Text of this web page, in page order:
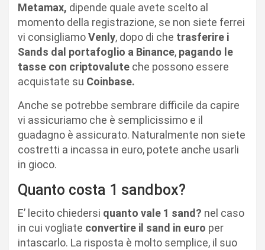
Metamax, dipende quale avete scelto al
momento della registrazione, se non siete ferrei
vi consigliamoVenly, dopo di che trasferire i
Sands dal portafoglio a Binance, pagando le
tasse con criptovalute che possono essere
acquistate su Coinbase.
Anche se potrebbe sembrare difficile da capire
vi assicuriamo che è semplicissimo e il
guadagno è assicurato. Naturalmente non siete
costretti a incassa in euro, potete anche usarli
in gioco.
Quanto costa 1 sandbox?
E’ lecito chiedersi quanto vale 1 sand? nel caso
in cui vogliate convertire il sand in euro per
intascarlo. La risposta è molto semplice, il suo